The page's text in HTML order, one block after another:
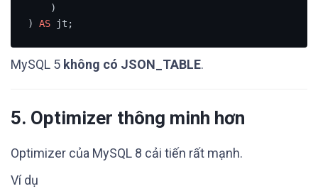
) AS jt;
MySQL 5 không có JSON_TABLE.
5. Optimizer thông minh hơn
Optimizer của MySQL 8 cải tiến rất mạnh.
Ví dụ